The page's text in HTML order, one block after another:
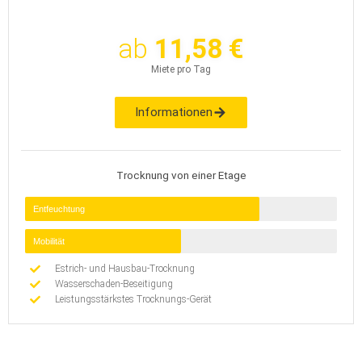
ab 11,58 €
Miete pro Tag
Informationen
Trocknung von einer Etage
Entfeuchtung
Mobilität
Estrich- und Hausbau-Trocknung
Wasserschaden-Beseitigung
Leistungsstärkstes Trocknungs-Gerät